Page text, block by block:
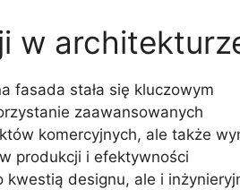
w
fasada stała się kluczowym
zaawansowanych
komercyjnych, ale także
produkcji i efektywności
kwestią designu, ale i